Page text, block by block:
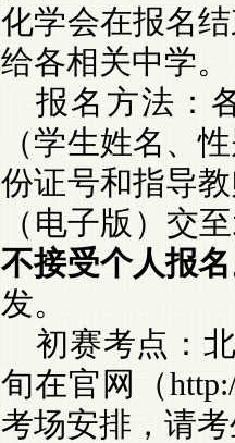
化学会在报名
给各相关中学。
报名方法：
（学生姓名、
份证号和指导
（电子版）交
不接受个人报名
发。
初赛考点：
旬在官网（
考场安排，请